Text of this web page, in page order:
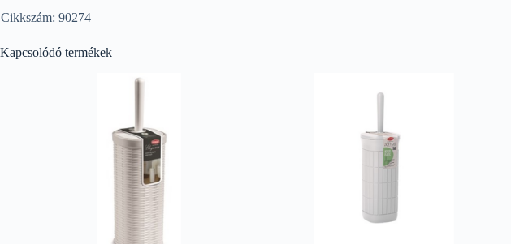
Cikkszám: 90274
Kapcsolódó termékek